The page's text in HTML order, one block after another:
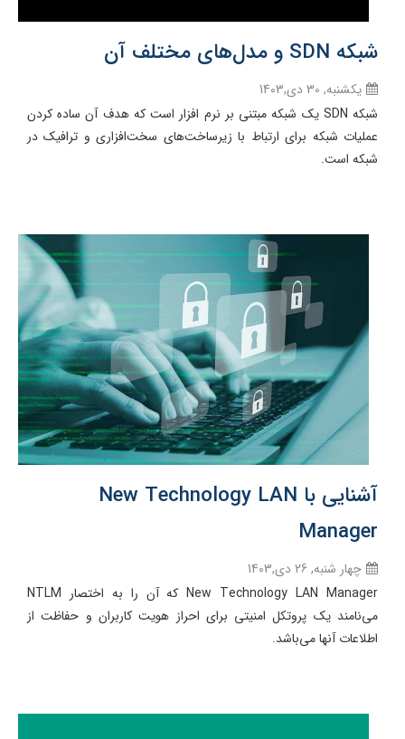
شبکه SDN و مدل‌های مختلف آن
یکشنبه, 30 دی,1403
شبکه SDN یک شبکه مبتنی بر نرم افزار است که هدف آن ساده کردن
عملیات شبکه برای ارتباط با زیرساخت‌های سخت‌افزاری و ترافیک در
شبکه است.
آشنایی با New Technology LAN
Manager
چهار شنبه, 26 دی,1403
New Technology LAN Manager که آن را به اختصار NTLM
می‌نامند یک پروتکل امنیتی برای احراز هویت کاربران و حفاظت از
اطلاعات آنها می‌باشد.